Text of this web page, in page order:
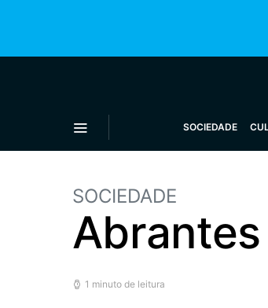
SOCIEDADE
SOCIEDADE
1 minuto de leitura